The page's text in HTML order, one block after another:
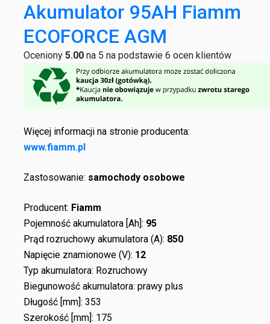
Akumulator 95AH Fiamm
ECOFORCE AGM
Oceniony 5.00 na 5 na podstawie 6 ocen klientów
Więcej informacji na stronie producenta:
www.fiamm.pl
Zastosowanie: samochody osobowe
Producent: Fiamm
Pojemność akumulatora [Ah]: 95
Prąd rozruchowy akumulatora (A): 850
Napięcie znamionowe (V): 12
Typ akumulatora: Rozruchowy
Biegunowość akumulatora: prawy plus
Długość [mm]: 353
Szerokość [mm]: 175